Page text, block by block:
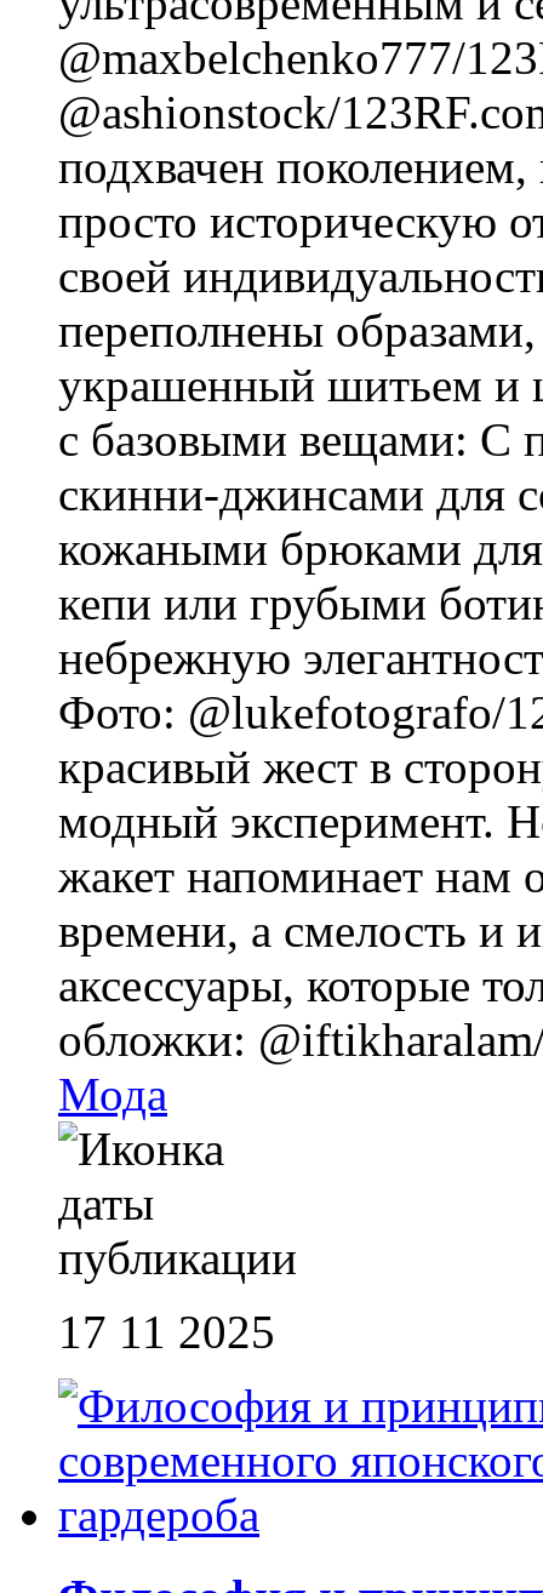
@maxbelchenko777/
@ashionstock/
подхвачен
просто историческую
своей
переполнены образами,
украшенный шитьем и
с базовыми вещами: С
скинни-джинсами для
кожаными брюками для
кепи или грубыми
небрежную
Фото: @lukefotografo/
красивый жест в
модный эксперимент.
жакет напоминает нам
времени, а смелость и
аксессуары, которые
обложки:
Мода
17 11 2025